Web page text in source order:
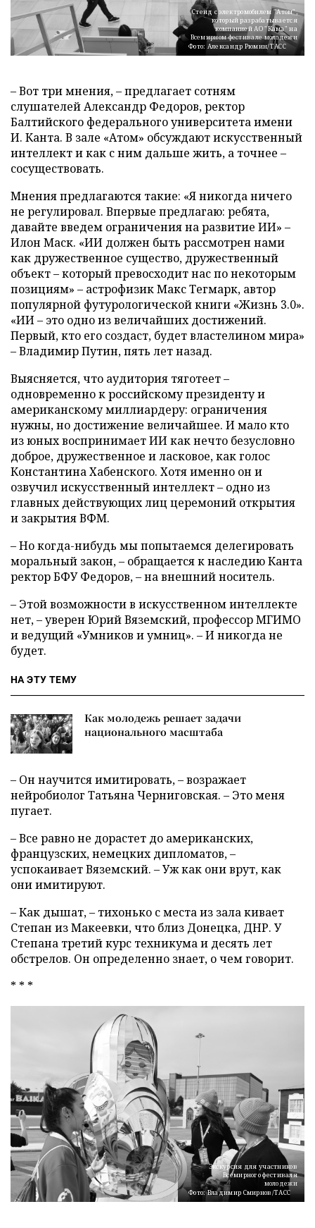
Стенд с электромобилем "Атом",
который разрабатывается
компанией АО "Кама" на
Всемирном фестивале молодежи
Фото: Александр Рюмин/ТАСС
– Вот три мнения, – предлагает сотням
слушателей Александр Федоров, ректор
Балтийского федерального университета имени
И. Канта. В зале «Атом» обсуждают искусственный
интеллект и как с ним дальше жить, а точнее –
сосуществовать.
Мнения предлагаются такие: «Я никогда ничего
не регулировал. Впервые предлагаю: ребята,
давайте введем ограничения на развитие ИИ» –
Илон Маск. «ИИ должен быть рассмотрен нами
как дружественное существо, дружественный
объект – который превосходит нас по некоторым
позициям» – астрофизик Макс Тегмарк, автор
популярной футурологической книги «Жизнь 3.0».
«ИИ – это одно из величайших достижений.
Первый, кто его создаст, будет властелином мира»
– Владимир Путин, пять лет назад.
Выясняется, что аудитория тяготеет –
одновременно к российскому президенту и
американскому миллиардеру: ограничения
нужны, но достижение величайшее. И мало кто
из юных воспринимает ИИ как нечто безусловно
доброе, дружественное и ласковое, как голос
Константина Хабенского. Хотя именно он и
озвучил искусственный интеллект – одно из
главных действующих лиц церемоний открытия
и закрытия ВФМ.
– Но когда-нибудь мы попытаемся делегировать
моральный закон, – обращается к наследию Канта
ректор БФУ Федоров, – на внешний носитель.
– Этой возможности в искусственном интеллекте
нет, – уверен Юрий Вяземский, профессор МГИМО
и ведущий «Умников и умниц». – И никогда не
будет.
НА ЭТУ ТЕМУ
Как молодежь решает задачи
национального масштаба
– Он научится имитировать, – возражает
нейробиолог Татьяна Черниговская. – Это меня
пугает.
– Все равно не дорастет до американских,
французских, немецких дипломатов, –
успокаивает Вяземский. – Уж как они врут, как
они имитируют.
– Как дышат, – тихонько с места из зала кивает
Степан из Макеевки, что близ Донецка, ДНР. У
Степана третий курс техникума и десять лет
обстрелов. Он определенно знает, о чем говорит.
* * *
Экскурсия для участников
Всемирного фестиваля
молодежи
Фото: Владимир Смирнов/ТАСС